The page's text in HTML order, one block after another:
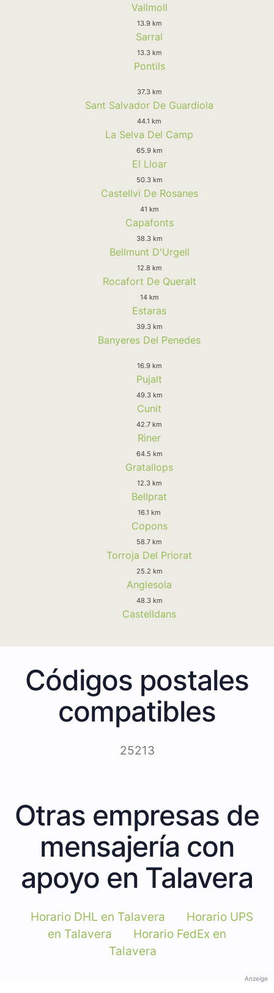
Vallmoll
13.9 km
Sarral
13.3 km
Pontils
37.3 km
Sant Salvador De Guardiola
44.1 km
La Selva Del Camp
65.9 km
El Lloar
50.3 km
Castellvi De Rosanes
41 km
Capafonts
38.3 km
Bellmunt D'Urgell
12.8 km
Rocafort De Queralt
14 km
Estaras
39.3 km
Banyeres Del Penedes
16.9 km
Pujalt
49.3 km
Cunit
42.7 km
Riner
64.5 km
Gratallops
12.3 km
Bellprat
16.1 km
Copons
58.7 km
Torroja Del Priorat
25.2 km
Anglesola
48.3 km
Castelldans
Códigos postales
compatibles
25213
Otras empresas de
mensajería con
apoyo en Talavera
Horario DHL en Talavera
Horario UPS
en Talavera
Horario FedEx en
Talavera
Anzeige